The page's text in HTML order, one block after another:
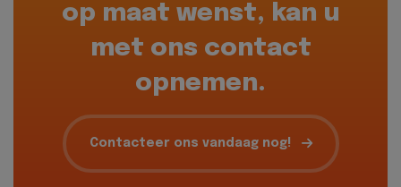
op maat wenst, kan u
met ons contact
opnemen.
Contacteer ons vandaag nog!